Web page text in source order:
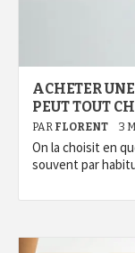
ACHETER
PEUT TOUT
PAR FLORENT 3
On la choisit en
souvent par